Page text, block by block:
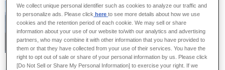
LNG（液化天然ガ
ス）運搬船
LPG（液化石油ガ
ス）運搬船
We collect unique personal identifier such as cookies to analyze our traffic and
to personalize ads. Please click hereto see more details about how we use
cookies and the retention period of each cookie. We may sell or share
information about your use of our website to/with our analytics and advertising
partners, who may combine it with other information that you have provided to
them or that they have collected from your use of their services. You have the
right to opt out of sale or share of your personal information by us. Please click
[Do Not Sell or Share My Personal Information] to exercise your right. If we